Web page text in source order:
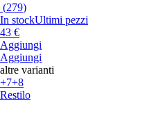
(279)
In stockUltimi pezzi
43 €
Aggiungi
Aggiungi
altre varianti
+7+8
Restilo